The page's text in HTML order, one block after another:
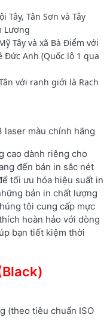
Tân Sơn và Tây
Lương
Tây và xã Bà Điểm với
Anh (Quốc lộ 1 qua
với ranh giới là Rạch
màu chính hãng
cao dành riêng cho
đến bản in sắc nét
tối ưu hóa hiệu suất in
bản in chất lượng
tôi cung cấp mực
hoàn hảo với dòng
bạn tiết kiệm thời
(theo tiêu chuẩn ISO